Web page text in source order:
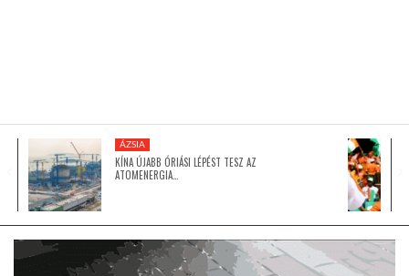
GLOBOTV BP
HÍR3D
ÁZSIA
KÍNA ÚJABB ÓRIÁSI LÉPÉST TESZ AZ
ATOMENERGIA…